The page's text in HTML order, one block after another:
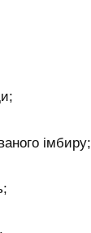
імбиру;